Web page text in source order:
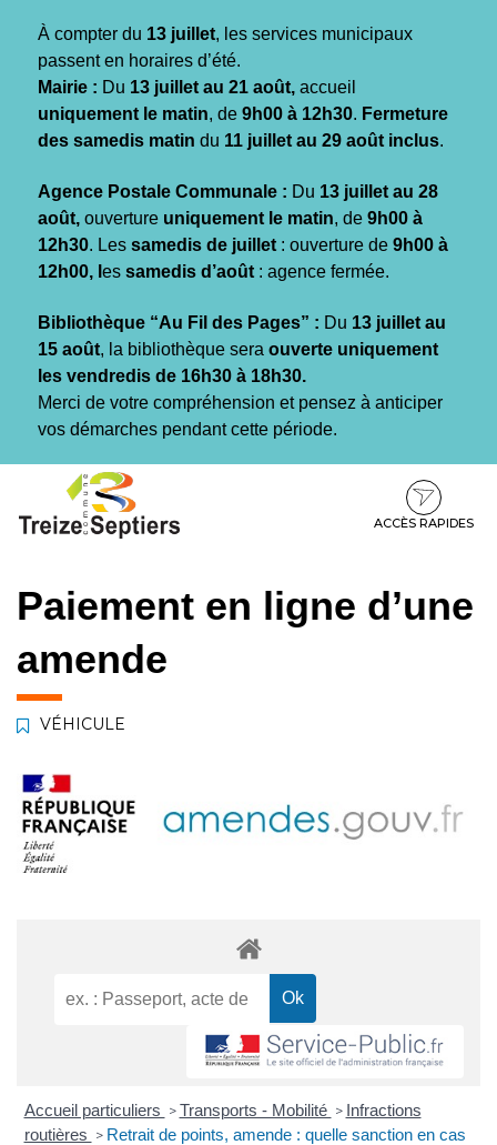
À compter du 13 juillet, les services municipaux
passent en horaires d’été.
Mairie : Du 13 juillet au 21 août, accueil
uniquement le matin, de 9h00 à 12h30. Fermeture
des samedis matin du 11 juillet au 29 août inclus.
Agence Postale Communale : Du 13 juillet au 28
août, ouverture uniquement le matin, de 9h00 à
12h30. Les samedis de juillet : ouverture de 9h00 à
12h00, l es samedis d’août : agence fermée.
Bibliothèque “Au Fil des Pages” : Du 13 juillet au
15 août, la bibliothèque sera ouverte uniquement
les vendredis de 16h30 à 18h30.
Merci de votre compréhension et pensez à anticiper
vos démarches pendant cette période.
contenu
pied
ACCÈS RAPIDES
Paiement en ligne d’une
amende
VÉHICULE
Accueil particuliers > Transports - Mobilité > Infractions
routières > Retrait de points, amende : quelle sanction en cas